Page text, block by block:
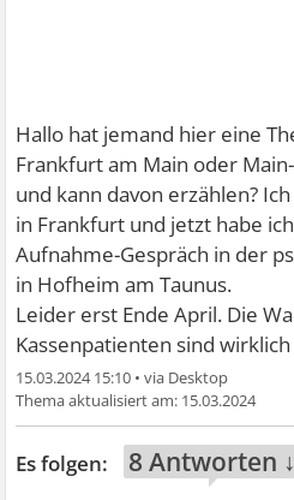
Hallo hat jemand hier eine
Frankfurt am Main oder
und kann davon erzählen?
in Frankfurt und jetzt habe
Aufnahme-Gespräch in der
in Hofheim am Taunus.
Leider erst Ende April. Die
Kassenpatienten sind wirklich
15.03.2024 15:10 •
15.03.2024
8 Antworten ↓